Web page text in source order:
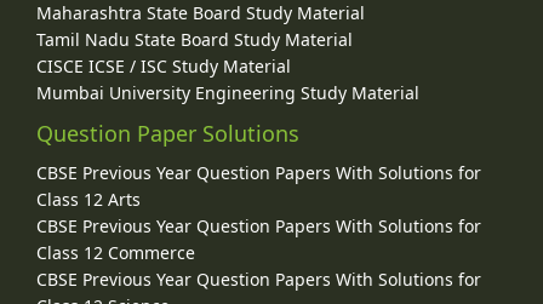
Maharashtra State Board Study Material
Tamil Nadu State Board Study Material
CISCE ICSE / ISC Study Material
Mumbai University Engineering Study Material
Question Paper Solutions
CBSE Previous Year Question Papers With Solutions for
Class 12 Arts
CBSE Previous Year Question Papers With Solutions for
Class 12 Commerce
CBSE Previous Year Question Papers With Solutions for